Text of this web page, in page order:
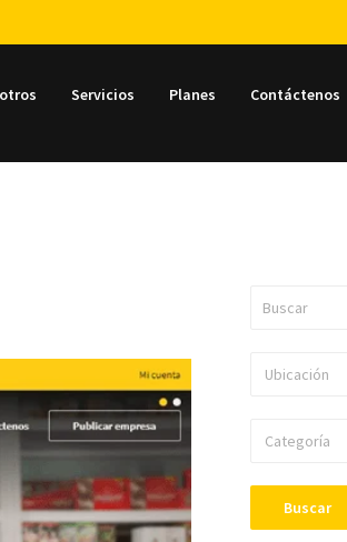
Servicios Planes Contáctenos
Buscar